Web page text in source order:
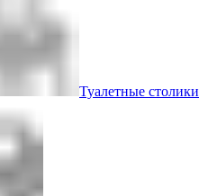
Туалетные столики